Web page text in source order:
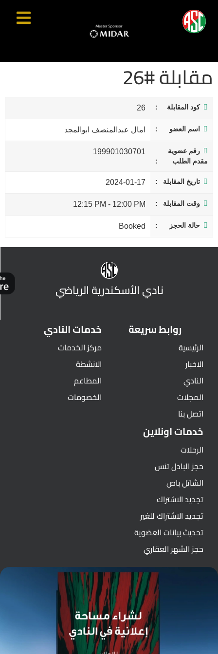
مقابلة #26
كود المقابلة 26
اسم العضو امال عبدالمنصف ابوالمجد
رقم عضوية
مقدم الطلب
199901030701
تاريخ المقابلة 2024-01-17
وقت المقابلة 12:00 PM
-
12:15 PM
حالة الحجز Booked
نادي الأسكندرية الرياضي
روابط سريعة
الرئيسية
الاخبار
النادي
المجلات
اتصل بنا
خدمات النادي
مركز الخدمات
الانشطة
المطاعم
الخصومات
خدمات اونلاين
الرحلات
حجز البادل تنس
الشاتل باص
تجديد الاشتراك
تجديد الاشتراك للغير
تحديث بيانات العضوية
حجز الشهر العقاري